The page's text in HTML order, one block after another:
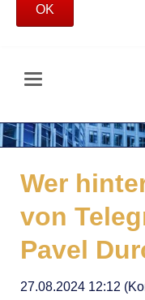
OK
Wer
von
Pavel
27.08.2024 12:12